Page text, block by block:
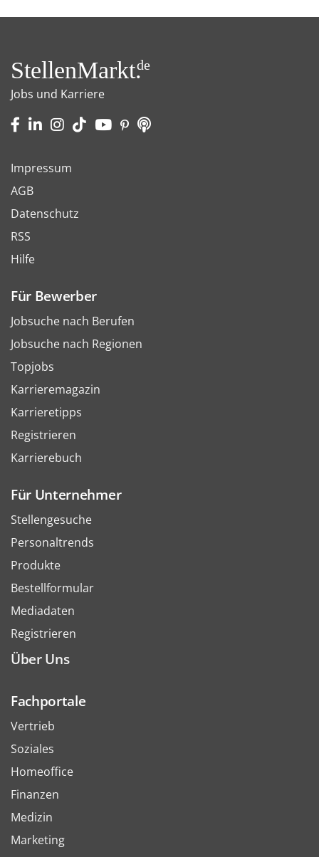
StellenMarkt.de
Jobs und Karriere
Impressum
AGB
Datenschutz
RSS
Hilfe
Für Bewerber
Jobsuche nach Berufen
Jobsuche nach Regionen
Topjobs
Karrieremagazin
Karrieretipps
Registrieren
Karrierebuch
Für Unternehmer
Stellengesuche
Personaltrends
Produkte
Bestellformular
Mediadaten
Registrieren
Über Uns
Fachportale
Vertrieb
Soziales
Homeoffice
Finanzen
Medizin
Marketing